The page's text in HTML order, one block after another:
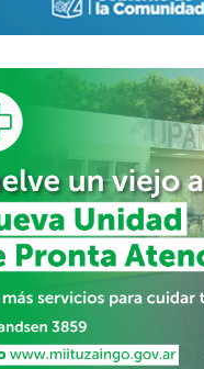
partido”. “Estoy
y de que hoy
expresó.
legado de Hebe de
“Ella y las otras
voy a cumplir
somos muy
por supuesto. Se
dio el pañuelo; fue
de mi vida”.